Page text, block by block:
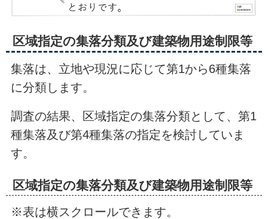
区域指定の集落分類及び建築物用途制限等
集落は、立地や現況に応じて第1から6種集落
に分類します。
調査の結果、区域指定の集落分類として、第1
種集落及び第4種集落の指定を検討していま
す。
区域指定の集落分類及び建築物用途制限等
※表は横スクロールできます。